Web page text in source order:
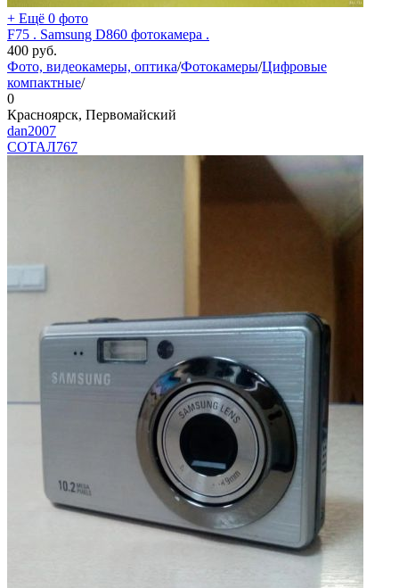
+ Ещё 0 фото
F75 . Samsung D860 фотокамера .
400 руб.
Фото, видеокамеры, оптика/Фотокамеры/Цифровые
компактные/
0
Красноярск, Первомайский
dan2007
СОТАЛ767